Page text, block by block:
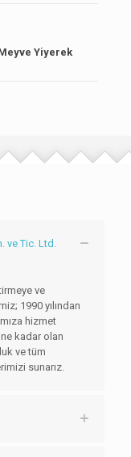
Yiyerek
ve Tic. Ltd.
ve
1990 yılından
hizmet
kadar olan
ve tüm
sunarız.